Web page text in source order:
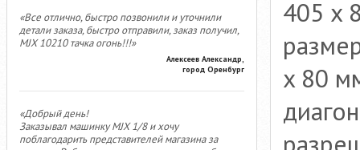
«Все отлично, быстро позвонили и уточнили
детали заказа, быстро отправили, заказ получил,
MJX 10210 тачка огонь!!!»
Алексеев Александр,
город Оренбург
«Добрый день!
Заказывал машинку MJX 1/8 и хочу
поблагодарить представителей магазина за
405 x
x 80